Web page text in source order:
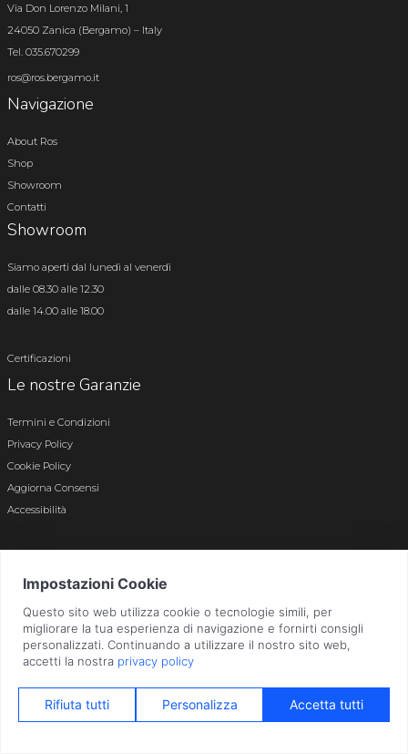
Via Don Lorenzo Milani, 1
24050 Zanica (Bergamo) – Italy
Tel. 035.670299
ros@ros.bergamo.it
Navigazione
About Ros
Shop
Showroom
Contatti
Showroom
Siamo aperti dal lunedì al venerdì
dalle 08.30 alle 12.30
dalle 14.00 alle 18.00
Certificazioni
Le nostre Garanzie
Termini e Condizioni
Privacy Policy
Cookie Policy
Aggiorna Consensi
Accessibilità
Bergamo n. 01496180165 · Capitale Sociale i.v. € 800.000,00